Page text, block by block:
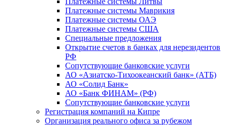
Платежные системы Маврикия
Платежные системы ОАЭ
Платежные системы США
Специальные предложения
Открытие счетов в банках для нерезидентов
РФ
Сопутствующие банковские услуги
АО «Азиатско-Тихоокеанский банк» (АТБ)
АО «Солид Банк»
АО «Банк ФИНАМ» (РФ)
Сопутствующие банковские услуги
Регистрация компаний на Кипре
Организация реального офиса за рубежом